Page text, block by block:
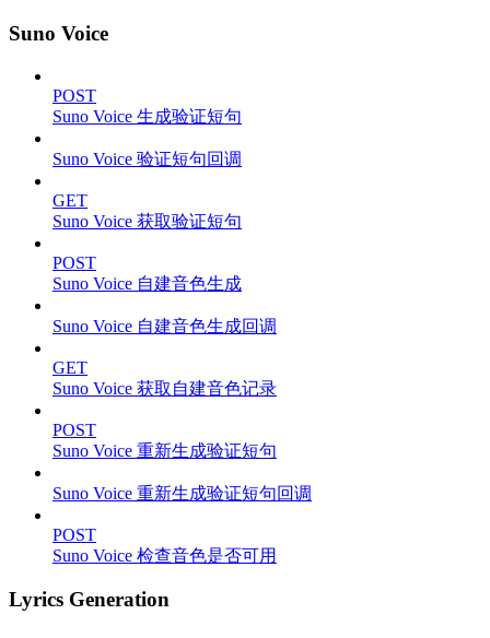
Suno Voice
POST
Suno Voice 生成验证短句
Suno Voice 验证短句回调
GET
Suno Voice 获取验证短句
POST
Suno Voice 自建音色生成
Suno Voice 自建音色生成回调
GET
Suno Voice 获取自建音色记录
POST
Suno Voice 重新生成验证短句
Suno Voice 重新生成验证短句回调
POST
Suno Voice 检查音色是否可用
Lyrics Generation